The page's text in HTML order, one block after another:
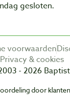
gesloten.
voorwaarden
Privacy & cookies
- 2026
door